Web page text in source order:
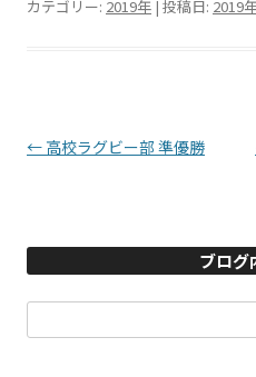
カテゴリー: 2019年 | 投稿日: 2019
投稿ナビゲーション
← 高校ラグビー部 準優勝
ブログ
索: